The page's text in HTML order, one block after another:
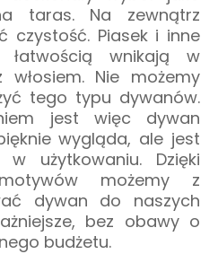
taras. Na zewnątrz
czystość. Piasek i inne
łatwością wnikają w
Nie możemy
tego typu dywanów.
jest więc dywan
wygląda, ale jest
użytkowaniu. Dzięki
możemy z
dywan do naszych
bez obawy o
budżetu.